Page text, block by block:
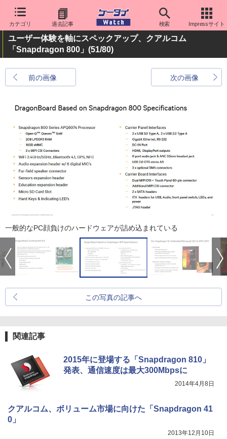
カテゴリ 過去記事 検索 Impressサイト
ユーザー体験を軸にスペックアップ、クアルコム
「Snapdragon 800」 (51/80)
前の画像 次の画像
一般的なPC顔負けのハードウェアが詰め込まれている
この写真の記事へ
関連記事
2015年に登場する「Snapdragon 810」
発表、通信速度は最大300Mbpsに
2014年4月8日
クアルコム、ボリューム市場に向けた「Snapdragon 41
0」
2013年12月10日